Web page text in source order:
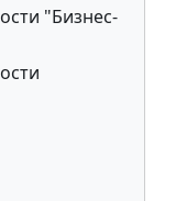
"Бизнес-